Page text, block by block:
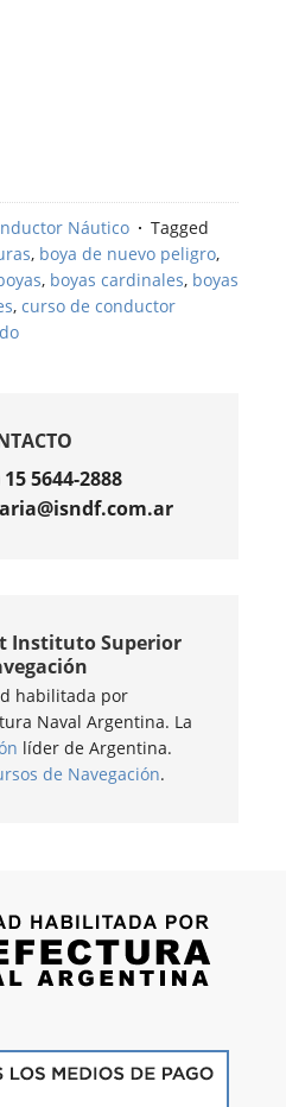
Náutico
Tagged
, boya de nuevo peligro,
, boyas cardinales, boyas
, curso de conductor
5644-2888
Instituto Superior
habilitada por
Naval Argentina. La
líder de Argentina.
de Navegación.